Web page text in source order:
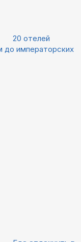
20 отелей
до императорских